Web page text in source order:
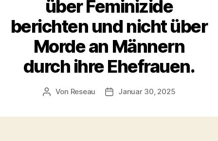
über Feminizide
berichten und nicht über
Morde an Männern
durch ihre Ehefrauen.
Beitragsautor
Von Reseau Veröffentlichungsdatum
Januar 30, 2025